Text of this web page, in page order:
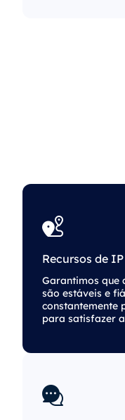
Recursos de
Garantimos que
são estáveis ​​e
constantemente
para satisfazer